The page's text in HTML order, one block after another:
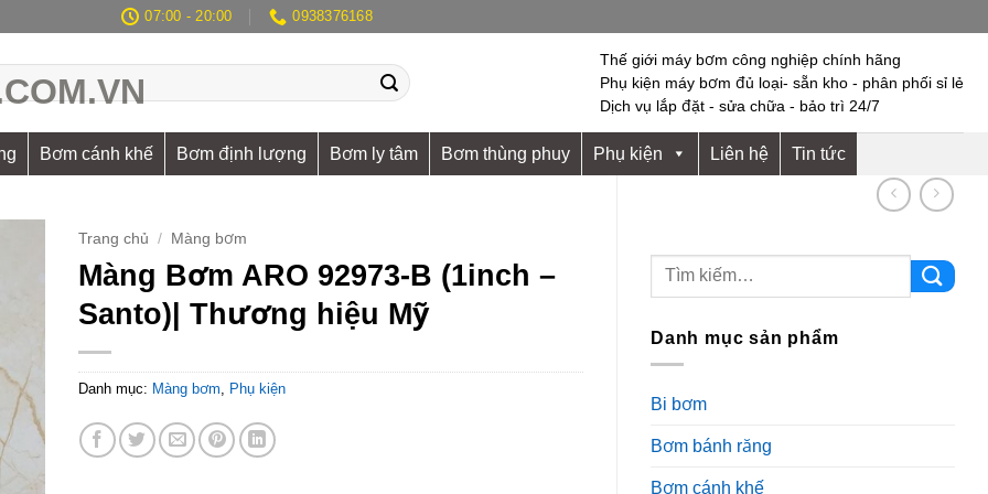
07:00 - 20:00 0938376168
Thế giới máy bơm công nghiệp chính hãng
Phụ kiện máy bơm đủ loại- sẵn kho - phân phối sỉ lẻ
Dịch vụ lắp đặt - sửa chữa - bảo trì 24/7
Bơm cánh khế Bơm định lượng Bơm ly tâm Bơm thùng phuy Phụ kiện Liên hệ Tin tức
Danh mục sản phẩm
Bi bơm
Bơm bánh răng
Bơm cánh khế
Trang chủ / Màng bơm
Màng Bơm ARO 92973-B (1inch –
Santo)| Thương hiệu Mỹ
Danh mục: Màng bơm Phụ kiện